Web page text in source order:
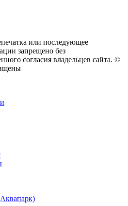
или последующее
запрещено без
согласия владельцев сайта. ©